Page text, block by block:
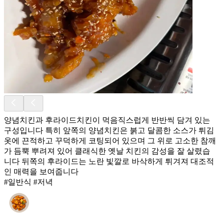
양념치킨과 후라이드치킨이 먹음직스럽게 반반씩 담겨 있는
구성입니다 특히 앞쪽의 양념치킨은 붉고 달콤한 소스가 튀김
옷에 끈적하고 꾸덕하게 코팅되어 있으며 그 위로 고소한 참깨
가 듬뿍 뿌려져 있어 클래식한 옛날 치킨의 감성을 잘 살렸습
니다 뒤쪽의 후라이드는 노란 빛깔로 바삭하게 튀겨져 대조적
인 매력을 보여줍니다
#일반식 #저녁